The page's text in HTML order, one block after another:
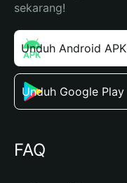
sekarang!
Unduh Android APK
Unduh Google Play
FAQ